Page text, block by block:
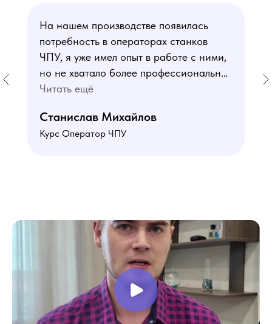
На нашем производстве появилась
потребность в операторах станков
ЧПУ, я уже имел опыт в работе с ними,
но не хватало более профессиональных
знаний. В курсе мне понравился блок
и программированию - это как раз то,
чего мне не хватало. Преподаватели
доволен, в работе всё пригодилось!
Читать ещё
Станислав Михайлов
Курс Оператор ЧПУ